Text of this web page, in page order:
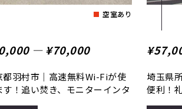
空室あり
― ¥70,000
都羽村市｜高速無料Wi-Fiが使
す！追い焚き、モニターインタ
埼玉県
便利！